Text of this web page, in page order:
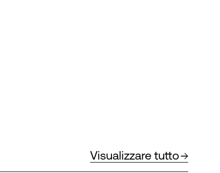
Visualizzare tutto